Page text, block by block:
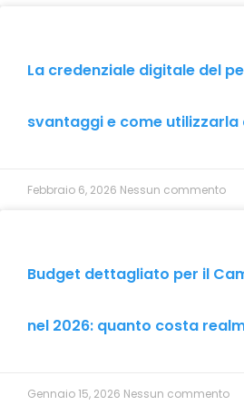
La credenziale digitale del
svantaggi e come
Febbraio 6, 2026 Nessun commento
Budget dettagliato per il
nel 2026: quanto costa
Gennaio 15, 2026 Nessun commento